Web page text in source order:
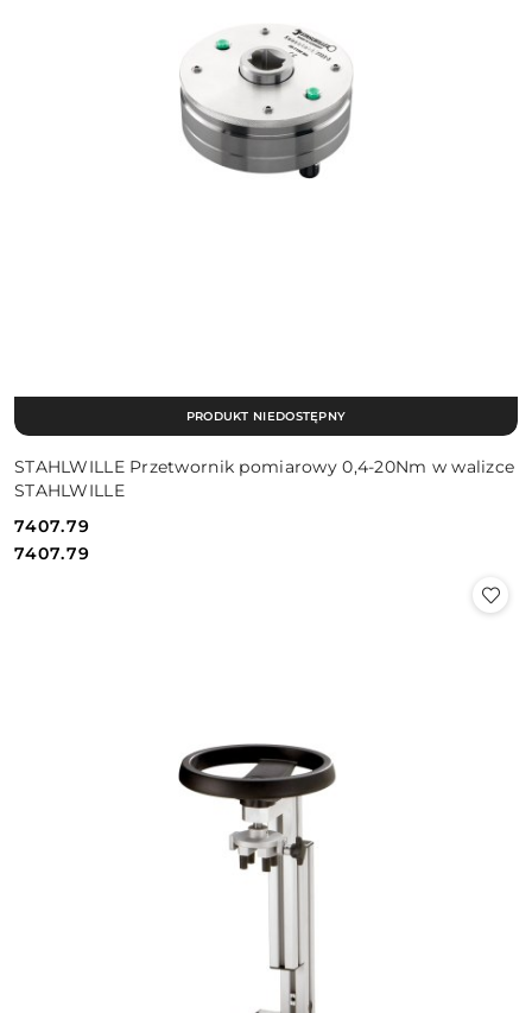
STAHLWILLE Przetwornik pomiarowy 0,4-20Nm w walizce
STAHLWILLE
Cena:
7407.79
Cena:
7407.79
PRODUKT NIEDOSTĘPNY